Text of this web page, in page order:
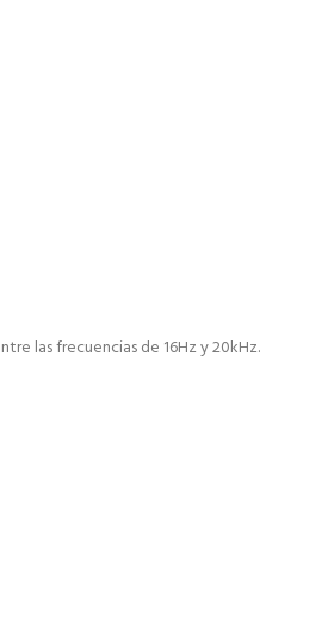
las frecuencias de 16Hz y 20kHz.